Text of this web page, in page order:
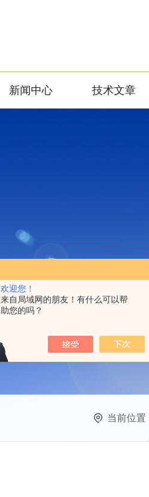
欢迎您！
来自局域网的朋友！有什么可以帮
助您的吗？
新闻中心 技术文章
当前位置